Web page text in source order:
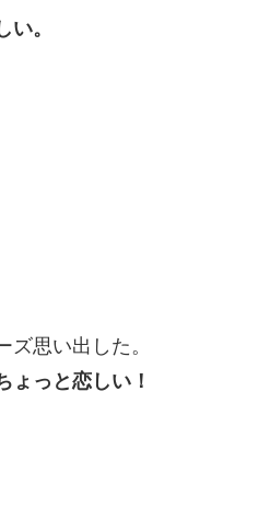
。
ズ思い出した。
ょっと恋しい！